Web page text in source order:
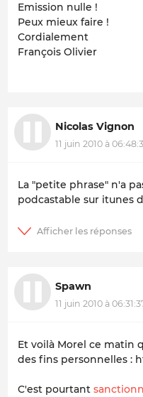
Emission nulle !
Peux mieux faire !
Cordialement
François Olivier
Nicolas Vignon
11 juin 2010 à
La "petite phrase" n'a
podcastable sur itunes
Spawn
11 juin 2010 à
Et voilà Morel ce matin
des fins personnelles :
C'est pourtant